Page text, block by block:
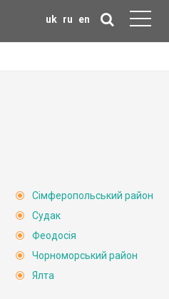
uk ru en
Сімферопольський район
Судак
Феодосія
Чорноморський район
Ялта